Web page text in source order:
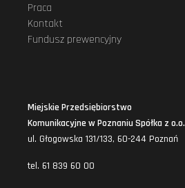
Praca
Kontakt
Fundusz prewencyjny
Miejskie Przedsiębiorstwo
Komunikacyjne w Poznaniu Spółka z o.o.
ul. Głogowska 131/133, 60-244 Poznań
tel. 61 839 60 00